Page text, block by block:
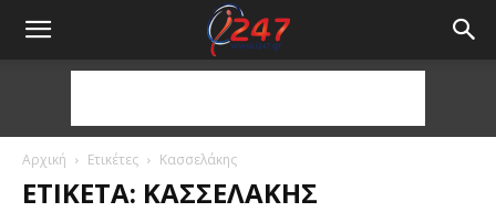
Αρχική Ετικέτες Κασσελάκης
ΕΤΙΚΈΤΑ: ΚΑΣΣΕΛΆΚΗΣ